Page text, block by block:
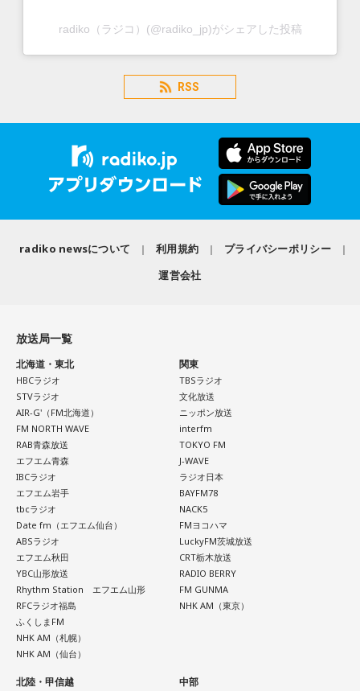
radiko（ラジコ）(@radiko_jp)がシェアした投稿
RSS
radiko newsについて 利用規約
プライバシーポリシー
運営会社
放送局一覧
北海道・東北
HBCラジオ
STVラジオ
AIR-G'（FM北海道）
FM NORTH WAVE
RAB青森放送
エフエム青森
IBCラジオ
エフエム岩手
tbcラジオ
Date fm（エフエム仙台）
ABSラジオ
エフエム秋田
YBC山形放送
Rhythm Station エフエム山形
RFCラジオ福島
ふくしまFM
NHK AM（札幌）
NHK AM（仙台）
関東
TBSラジオ
文化放送
ニッポン放送
interfm
TOKYO FM
J-WAVE
ラジオ日本
BAYFM78
NACK5
FMヨコハマ
LuckyFM茨城放送
CRT栃木放送
RADIO BERRY
FM GUNMA
NHK AM（東京）
北陸・甲信越 中部